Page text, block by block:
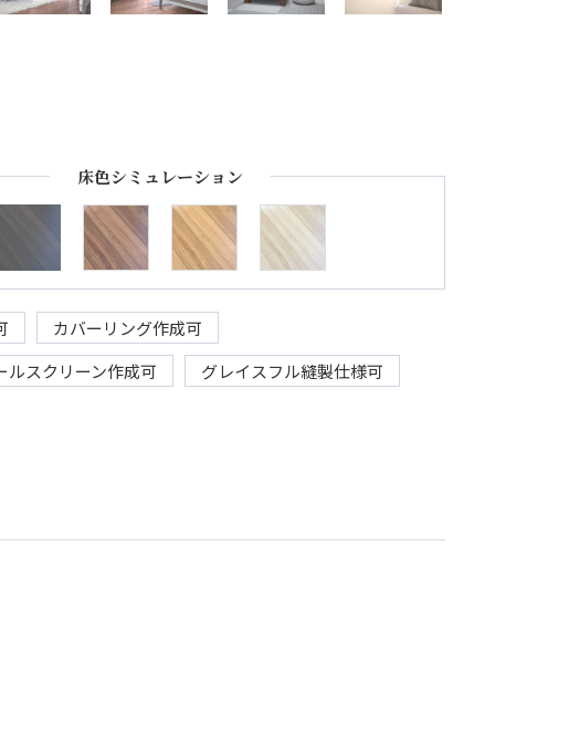
床色シミュレーション
カバーリング作成可
ルスクリーン作成可
グレイスフル縫製仕様可